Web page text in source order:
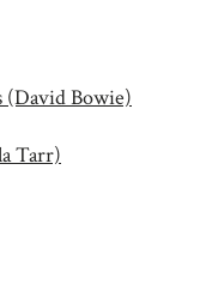
(David Bowie)
Tarr)